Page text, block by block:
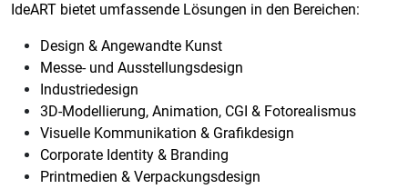
IdeART bietet umfassende Lösungen in den Bereichen:
Design & Angewandte Kunst
Messe- und Ausstellungsdesign
Industriedesign
3D-Modellierung, Animation, CGI & Fotorealismus
Visuelle Kommunikation & Grafikdesign
Corporate Identity & Branding
Printmedien & Verpackungsdesign